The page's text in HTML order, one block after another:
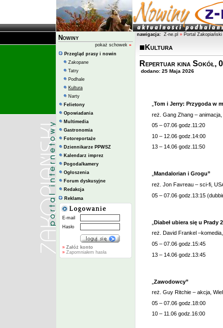
Nowiny
pokaż schowek »
Przegląd prasy i nowin
Zakopane
Tatry
Podhale
Kultura
Narty
Felietony
Opowiadania
Multimedia
Gastronomia
Fotoreportaże
Dziennikarze PPWSZ
Kalendarz imprez
Pogoda/kamery
Ogłoszenia
Forum dyskusyjne
Redakcja
Reklama
E-mail
Hasło
» Załóż konto
» Zapomniałem hasła
nawigacja: Z-ne.pl » Portal Zakopiański
Kultura
Repertuar kina Sokół,
dodano: 25 Maja 2026
Tom i Jerry: Przygoda w
reż. Gang Zhang – animacja,
05 – 07.06 godz.11:20
10 – 12.06 godz.14:00
13 – 14.06 godz.11:50
„Mandalorian i Grogu”
reż. Jon Favreau – sci-fi,
05 – 07.06 godz.13:15
Diabeł ubiera się u Prady
reż. David Frankel –komedia,
05 – 07.06 godz.15:45
13 – 14.06 godz.13:45
Zawodowcy”
reż. Guy Ritchie – akcja,
05 – 07.06 godz.18:00
10 – 11.06 godz.16:00